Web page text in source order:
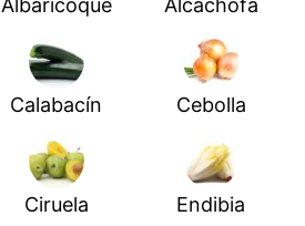
Albaricoque Alcachofa
Calabacín Cebolla
Ciruela Endibia